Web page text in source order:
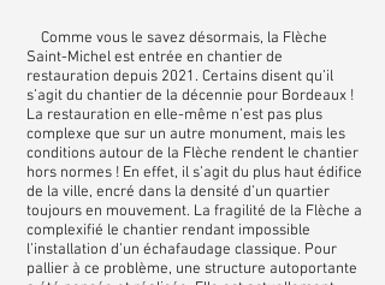
Comme vous le savez désormais, la Flèche
Saint-Michel est entrée en chantier de
restauration depuis 2021. Certains disent qu’il
s’agit du chantier de la décennie pour Bordeaux !
La restauration en elle-même n’est pas plus
complexe que sur un autre monument, mais les
conditions autour de la Flèche rendent le chantier
hors normes ! En effet, il s’agit du plus haut édifice
de la ville, encré dans la densité d’un quartier
toujours en mouvement. La fragilité de la Flèche a
complexifié le chantier rendant impossible
l’installation d’un échafaudage classique. Pour
pallier à ce problème, une structure autoportante